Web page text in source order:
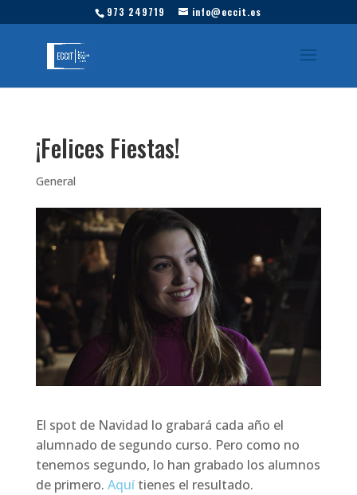
973 249719 info@eccit.es
¡Felices Fiestas!
General
El spot de Navidad lo grabará cada año el
alumnado de segundo curso. Pero como no
tenemos segundo, lo han grabado los alumnos
de primero. Aquítienes el resultado.